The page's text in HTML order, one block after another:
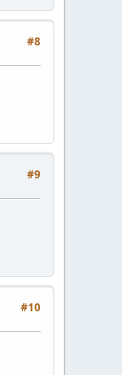
#8
#9
#10